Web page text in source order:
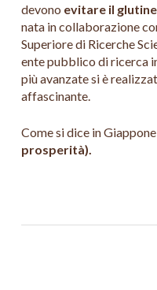
devono evitare il
nata in collaborazione
Superiore di Ricerche
ente pubblico di ricerca
più avanzate si è
affascinante.
Come si dice in Giappone
prosperità).